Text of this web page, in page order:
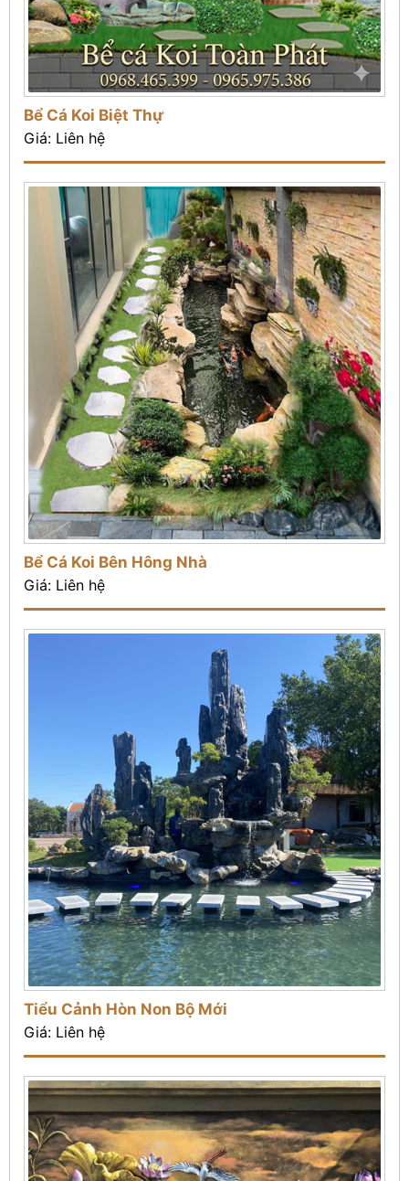
Bể Cá Koi Biệt Thự
Giá: Liên hệ
Bể Cá Koi Bên Hông Nhà
Giá: Liên hệ
Tiểu Cảnh Hòn Non Bộ Mới
Giá: Liên hệ